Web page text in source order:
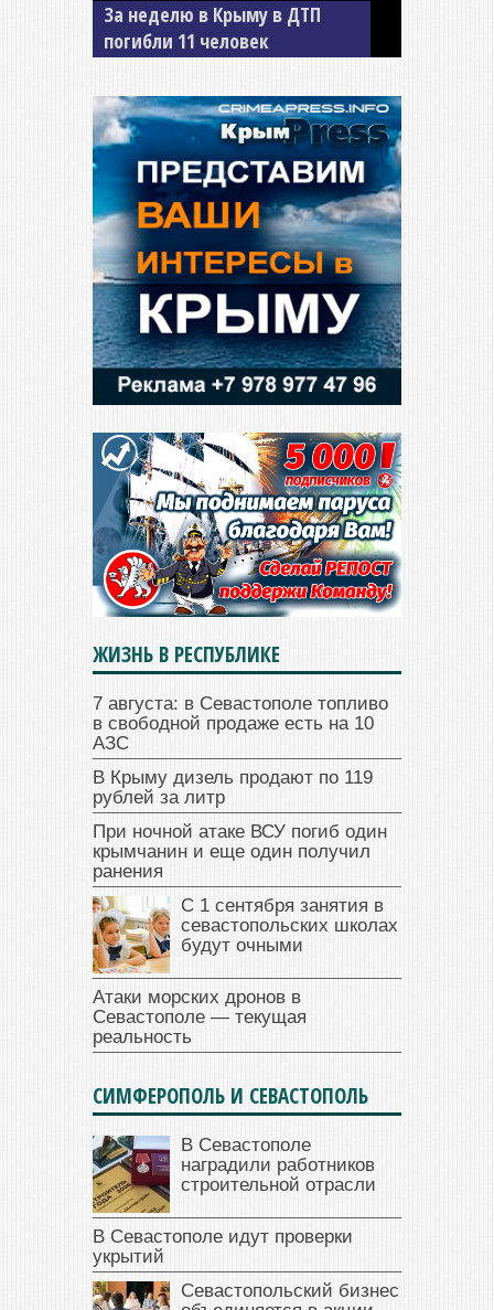
В Джанкое водитель ВАЗа
сбил двух детей на «зебре»
ЖИЗНЬ В РЕСПУБЛИКЕ
7 августа: в Севастополе топливо
в свободной продаже есть на 10
АЗС
В Крыму дизель продают по 119
рублей за литр
При ночной атаке ВСУ погиб один
крымчанин и еще один получил
ранения
С 1 сентября занятия в
севастопольских школах
будут очными
Атаки морских дронов в
Севастополе — текущая
реальность
СИМФЕРОПОЛЬ И СЕВАСТОПОЛЬ
В Севастополе
наградили работников
строительной отрасли
В Севастополе идут проверки
укрытий
Севастопольский бизнес